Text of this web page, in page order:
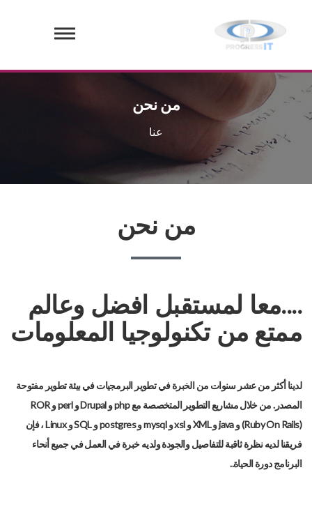
من نحن
عنا
من نحن
....معا لمستقبل افضل وعالم
ممتع من تكنولوجيا المعلومات
لدينا أكثر من عشر سنوات من الخبرة في تطوير البرمجيات في بيئة تطوير مفتوحة
المصدر. من خلال مشاريع التطوير المتخصصة مع php و Drupal و perl و ROR
(Ruby On Rails) و java و XML و xsl و mysql و postgres و SQL و Linux ، فإن
فريقنا لديه نظرة ثاقبة للتفاصيل والجودة ولديه خبرة في العمل في جميع أنحاء
البرنامج دورة الحياة..